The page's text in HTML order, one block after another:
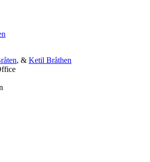
, & Ketil Bråthen